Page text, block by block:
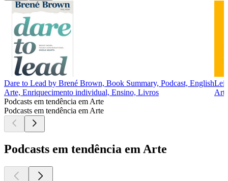
Dare to Lead by Brené Brown, Book Summary, Podcast, English
Arte, Enriquecimento individual, Ensino, Livros
Podcasts em tendência em Arte
Podcasts em tendência em Arte
Podcasts em tendência em Arte